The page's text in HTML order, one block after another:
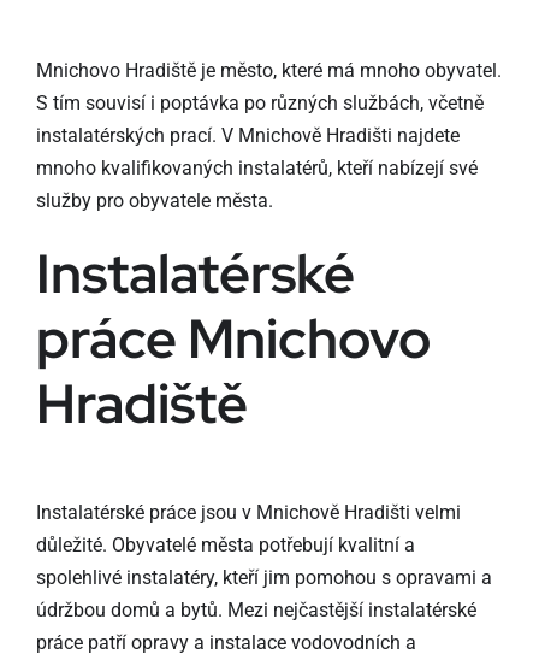
Mnichovo Hradiště je město, které má mnoho obyvatel.
S tím souvisí i poptávka po různých službách, včetně
instalatérských prací. V Mnichově Hradišti najdete
mnoho kvalifikovaných instalatérů, kteří nabízejí své
služby pro obyvatele města.
Instalatérské
práce Mnichovo
Hradiště
Instalatérské práce jsou v Mnichově Hradišti velmi
důležité. Obyvatelé města potřebují kvalitní a
spolehlivé instalatéry, kteří jim pomohou s opravami a
údržbou domů a bytů. Mezi nejčastější instalatérské
práce patří opravy a instalace vodovodních a